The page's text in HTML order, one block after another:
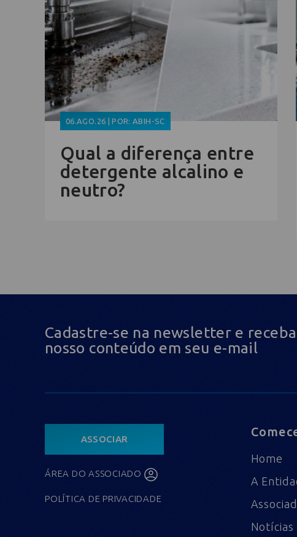
06.AGO.26 | POR: ABIH-SC
Qual a diferença entre
detergente alcalino e
neutro?
Cadastre-se na newsletter e receba
nosso conteúdo em seu e-mail
ASSOCIAR
ÁREA DO ASSOCIADO
POLÍTICA DE PRIVACIDADE
Home
A
Notícias